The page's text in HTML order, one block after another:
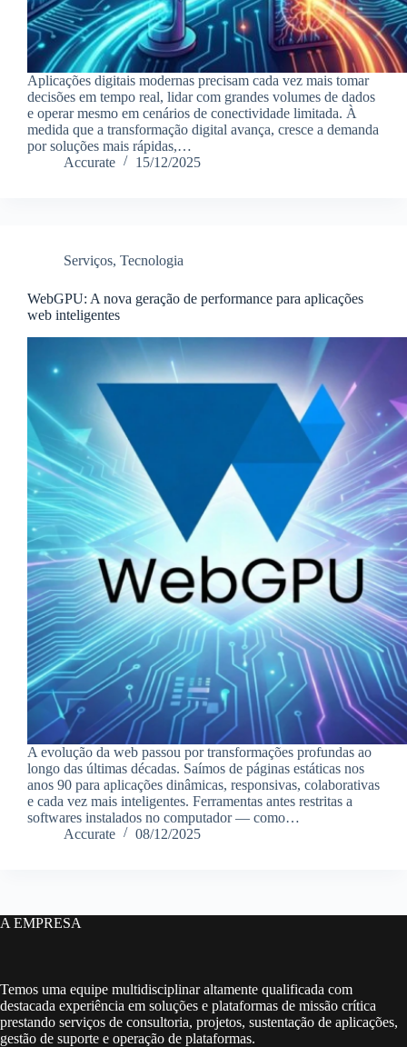
Aplicações digitais modernas precisam cada vez mais tomar
decisões em tempo real, lidar com grandes volumes de dados
e operar mesmo em cenários de conectividade limitada. À
medida que a transformação digital avança, cresce a demanda
por soluções mais rápidas,…
Accurate
15/12/2025
Serviços, Tecnologia
WebGPU: A nova geração de performance para aplicações
web inteligentes
A evolução da web passou por transformações profundas ao
longo das últimas décadas. Saímos de páginas estáticas nos
anos 90 para aplicações dinâmicas, responsivas, colaborativas
e cada vez mais inteligentes. Ferramentas antes restritas a
softwares instalados no computador — como…
Accurate
08/12/2025
A EMPRESA
Temos uma equipe multidisciplinar altamente qualificada com
destacada experiência em soluções e plataformas de missão crítica
prestando serviços de consultoria, projetos, sustentação de aplicações,
gestão de suporte e operação de plataformas.